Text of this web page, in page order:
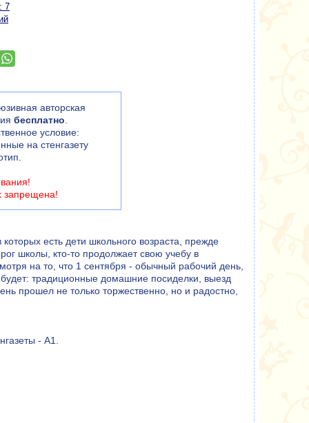
7
авторская
бесплатно
условие:
на стенгазету
запрещена!
есть дети школьного возраста, прежде
школы, кто-то продолжает свою учебу в
на то, что 1 сентября - обычный рабочий день,
традиционные домашние посиделки, выезд
прошел не только торжественно, но и радостно,
- А1.